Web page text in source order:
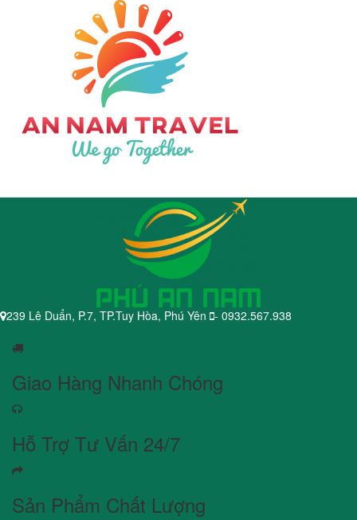
239 Lê Duẩn, P.7, TP.Tuy Hòa, Phú Yên - 0932.567.938
Giao Hàng Nhanh Chóng
Hỗ Trợ Tư Vấn 24/7
Sản Phẩm Chất Lượng